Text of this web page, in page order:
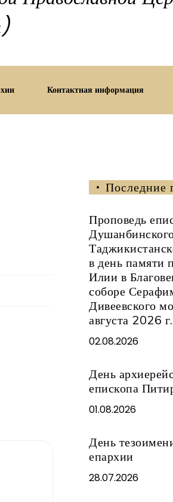
Контактная информация
Последние
Проповедь
в день памяти
Илии в
соборе
Дивеевского
августа 2026 г.
02.08.2026
День
епископа
01.08.2026
День
епархии
28.07.2026